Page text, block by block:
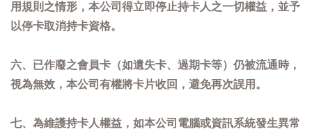
用規則之情形，本公司得立即停止持卡人之一切權益，並予
以停卡取消持卡資格。
六、已作廢之會員卡（如遺失卡、過期卡等）仍被流通時，
視為無效，本公司有權將卡片收回，避免再次誤用。
七、為維護持卡人權益，如本公司電腦或資訊系統發生異常